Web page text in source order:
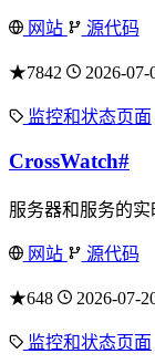
网站 源代码
★7842 2026-07-
监控和状态页面
CrossWatch#
服务器和服务的实
网站 源代码
★648 2026-07-
监控和状态页面